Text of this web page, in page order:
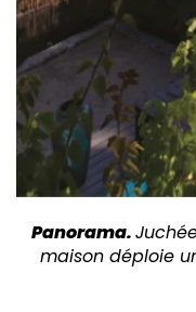
Panorama.
maison déploie